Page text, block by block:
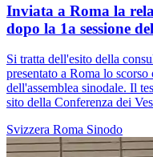
Inviata a Roma la
dopo la 1a sessione
Si tratta dell'esito della
presentato a Roma lo
dell'assemblea sinodale. Il
sito della Conferenza dei
Svizzera Roma Sinodo